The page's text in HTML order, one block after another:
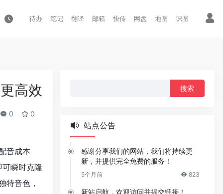
待办 笔记 翻译 邮箱 快传 网盘 地图 识图
高效
0 0
音成本
瞬时克隆
特音色，
站点公告
感谢分享我们的网站，我们将持续更
新，并提供完全免费的服务！
5个月前 823
新站启航，欢迎访问并提交链接！